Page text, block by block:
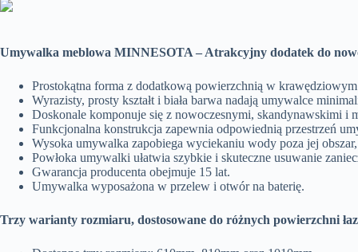
Umywalka meblowa MINNESOTA – Atrakcyjny dodatek do
Prostokątna forma z dodatkową powierzchnią w krawędziowym
Wyrazisty, prosty kształt i biała barwa nadają umywalce
Doskonale komponuje się z nowoczesnymi, skandynawskimi i
Funkcjonalna konstrukcja zapewnia odpowiednią przestrzeń
Wysoka umywalka zapobiega wyciekaniu wody poza jej
Powłoka umywalki ułatwia szybkie i skuteczne usuwanie
Gwarancja producenta obejmuje 15 lat.
Umywalka wyposażona w przelew i otwór na baterię.
Trzy warianty rozmiaru, dostosowane do różnych powierzchni